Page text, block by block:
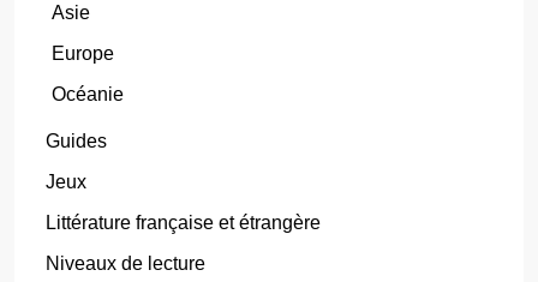
Asie
Europe
Océanie
Guides
Jeux
Littérature française et étrangère
Niveaux de lecture